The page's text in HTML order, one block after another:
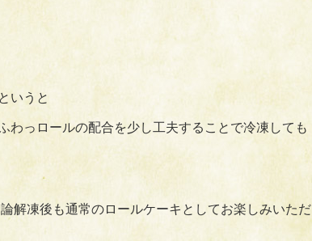
いうと
わっロールの配合を少し工夫することで冷凍しても
解凍後も通常のロールケーキとしてお楽しみいただ